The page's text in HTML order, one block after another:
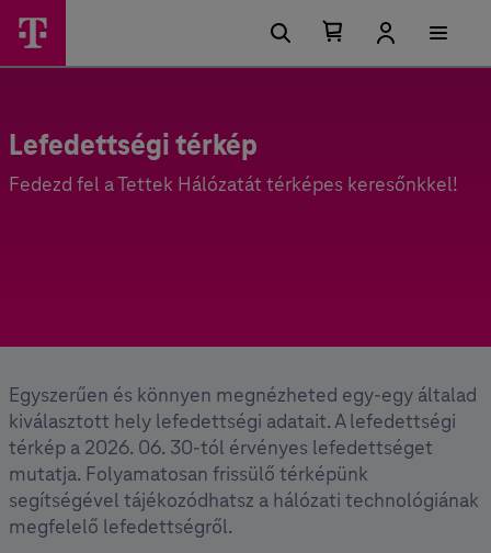
Lefedettségi térkép
Fedezd fel a Tettek Hálózatát térképes keresőnkkel!
Egyszerűen és könnyen megnézheted egy-egy általad
kiválasztott hely lefedettségi adatait. A lefedettségi
térkép a 2026. 06. 30-tól érvényes lefedettséget
mutatja. Folyamatosan frissülő térképünk
segítségével tájékozódhatsz a hálózati technológiának
megfelelő lefedettségről.